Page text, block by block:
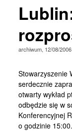
Archiwum
Wszystko
Aktualności
Krótkie
Jak pisać
Kontakt
archiwum, 12/08/2006
Stowarzyszenie
serdecznie
otwarty wykład
odbędzie się w
Konferencyjnej
o godzinie 15:00.